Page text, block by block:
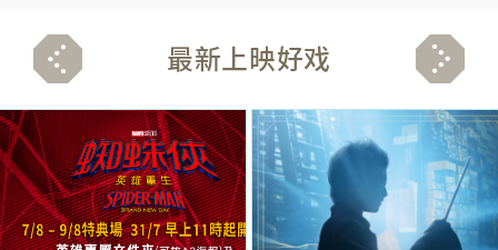
最新上映好戏